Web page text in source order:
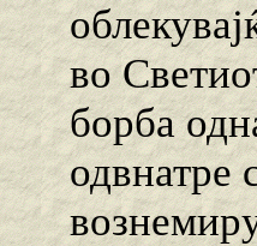
во
борба
одвнатре